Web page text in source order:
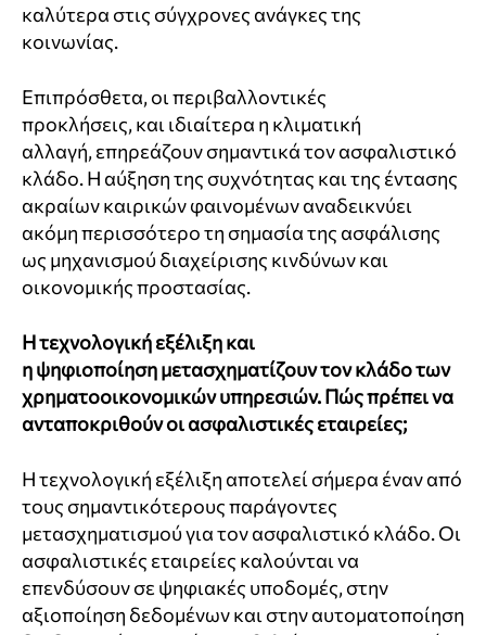
καλύτερα στις σύγχρονες ανάγκες της
κοινωνίας.
Επιπρόσθετα, οι περιβαλλοντικές
προκλήσεις, και ιδιαίτερα η κλιματική
αλλαγή, επηρεάζουν σημαντικά τον ασφαλιστικό
κλάδο. Η αύξηση της συχνότητας και της έντασης
ακραίων καιρικών φαινομένων αναδεικνύει
ακόμη περισσότερο τη σημασία της ασφάλισης
ως μηχανισμού διαχείρισης κινδύνων και
οικονομικής προστασίας.
Η τεχνολογική εξέλιξη και
η ψηφιοποίηση μετασχηματίζουν τον κλάδο των
χρηματοοικονομικών υπηρεσιών. Πώς πρέπει να
ανταποκριθούν οι ασφαλιστικές εταιρείες;
Η τεχνολογική εξέλιξη αποτελεί σήμερα έναν από
τους σημαντικότερους παράγοντες
μετασχηματισμού για τον ασφαλιστικό κλάδο. Οι
ασφαλιστικές εταιρείες καλούνται να
επενδύσουν σε ψηφιακές υποδομές, στην
αξιοποίηση δεδομένων και στην αυτοματοποίηση